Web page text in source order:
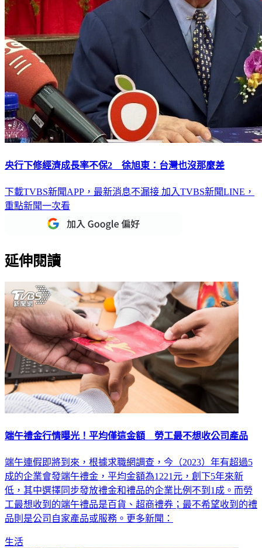
央行下修經濟成長率不保2 徐旭東：台灣也沒那麼差
下載TVBS新聞APP，最新消息不漏接 加入TVBS新聞LINE，
重點新聞一次看
延伸閱讀
端午禮金行情曝光！平均僅這金額 勞工最不想收公司產品
端午連假即將到來，根據求職網調查，今（2023）年有超過5
成的企業會發端午禮金，平均金額為1221元，創下5年來新
低，其中選擇同步發放禮金和禮品的企業比例不到1成。而勞
工最想收到的端午禮品是百貨、超商禮券；最不希望收到的禮
品則是公司自家產品或服務。更多新聞：
生活